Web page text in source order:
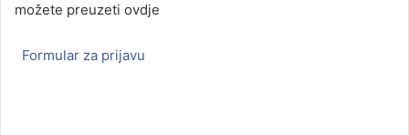
možete preuzeti ovdje
Formular za prijavu